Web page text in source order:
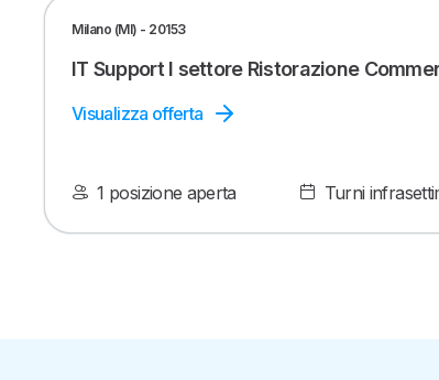
Milano (MI) - 20153
IT Support I settore Ristorazione
Visualizza offerta
1 posizione aperta Turni